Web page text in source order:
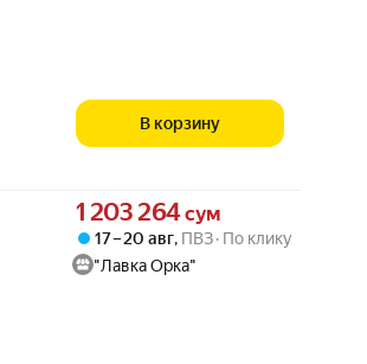
В корзину
Цена 1203264 сум вместо
1 203 264 сум
17 – 20 авг, ПВЗ По клику
"Лавка Орка"